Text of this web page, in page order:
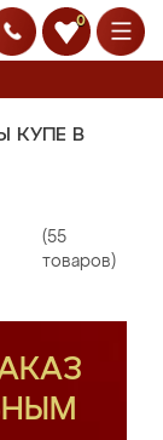
0
КУПЕ В
(55
товаров)